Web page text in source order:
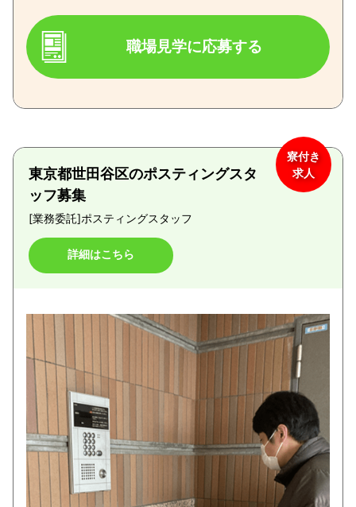
職場見学に応募する
東京都世田谷区のポスティングスタ
ッフ募集
[業務委託]ポスティングスタッフ
詳細はこちら
寮付き
求人